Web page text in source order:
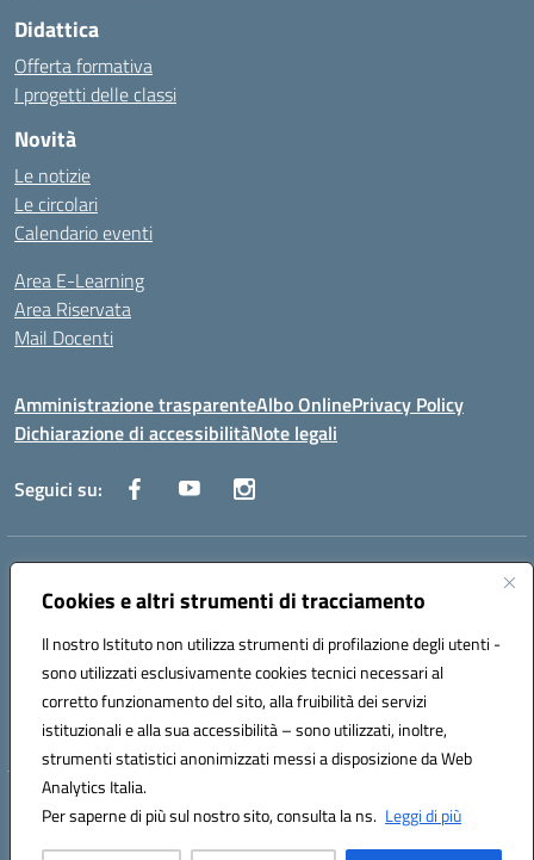
Cookies e altri strumenti di tracciamento
Il nostro Istituto non utilizza strumenti di profilazione degli utenti -
sono utilizzati esclusivamente cookies tecnici necessari al
corretto funzionamento del sito, alla fruibilità dei servizi
istituzionali e alla sua accessibilità – sono utilizzati, inoltre,
strumenti statistici anonimizzati messi a disposizione da Web
Analytics Italia.
Per saperne di più sul nostro sito, consulta la ns. Leggi di più
Didattica
Offerta formativa
I progetti delle classi
Novità
Le notizie
Le circolari
Calendario eventi
Area E-Learning
Area Riservata
Mail Docenti
Amministrazione trasparenteAlbo OnlinePrivacy Policy
Dichiarazione di accessibilitàNote legali
Seguici su:
Indirizzo:
Centralino:0885 417864 Email:fgpc180008@istruzione.it
Codice fiscale: 90043150714
Codice meccanografico:
FGPC180008
Codice Indice delle Pubbliche Amministrazioni (IPA): lzcc
Hosting & Powered by 3D Solution S.r.l.
Concept & Design by Designers Italia